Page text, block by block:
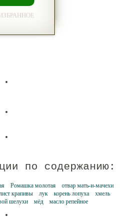
по содержанию:
Ромашка молотая
отвар мать-и-мачехи
крапивы лук корень лопуха
хмель
шелухи мёд масло репейное